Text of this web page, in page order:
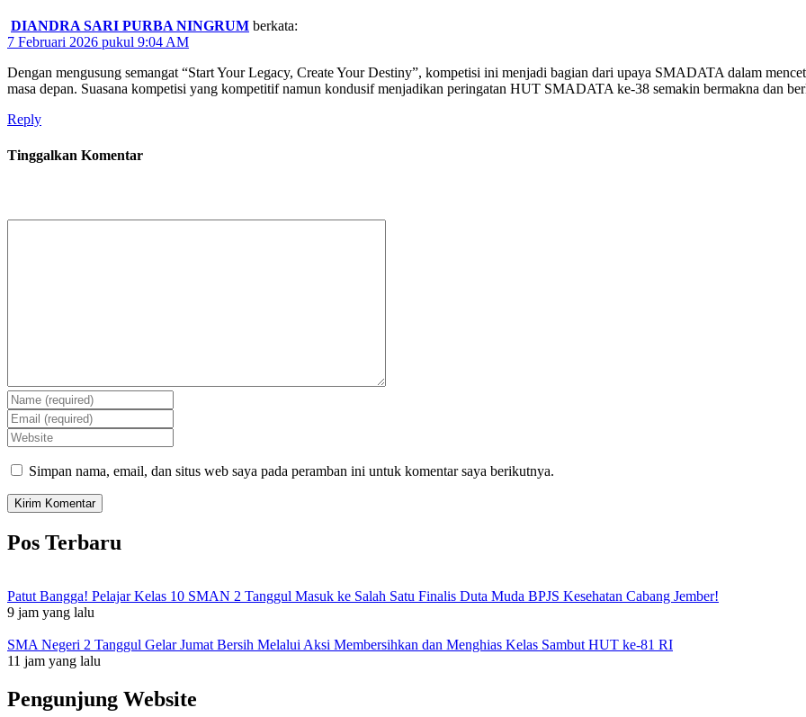
DIANDRA SARI PURBA NINGRUM berkata:
7 Februari 2026 pukul 9:04 AM
Dengan mengusung semangat “Start Your Legacy, Create Your Destiny”, kompetisi ini menjadi bagian dari upaya SMADATA dalam
masa depan. Suasana kompetisi yang kompetitif namun kondusif menjadikan peringatan HUT SMADATA ke-38 semakin bermakna dan
Reply
Tinggalkan Komentar
Simpan nama, email, dan situs web saya pada peramban ini untuk komentar saya berikutnya.
Pos Terbaru
Patut Bangga! Pelajar Kelas 10 SMAN 2 Tanggul Masuk ke Salah Satu Finalis Duta Muda BPJS Kesehatan Cabang Jember!
9 jam yang lalu
SMA Negeri 2 Tanggul Gelar Jumat Bersih Melalui Aksi Membersihkan dan Menghias Kelas Sambut HUT ke-81 RI
11 jam yang lalu
Pengunjung Website